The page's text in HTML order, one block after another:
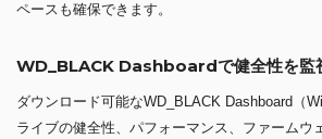
ペースも確保できます。
WD_BLACK Dashboardで健全性を監
ダウンロード可能なWD_BLACK Dashboard（
ライブの健全性、パフォーマンス、ファームウ